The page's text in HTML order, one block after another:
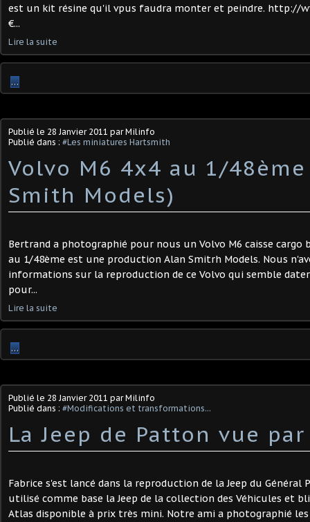
est un kit résine qu'il vpus faudra monter et peindre. http://
€...
Lire la suite
…
Publié le 28 Janvier 2011 par Milinfo
Publié dans : #Les miniatures Hartsmith
Volvo M6 4x4 au 1/
Smith Models)
Bertrand a photographié pour nous un Volvo M6 caisse cargo
au 1/48ème est une production Alan Smitrh Models. Nous
informations sur la reproduction de ce Volvo qui semble
pour...
Lire la suite
…
Publié le 28 Janvier 2011 par Milinfo
Publié dans : #Modifications et transformations...
La Jeep de Patton vue
Fabrice s'est lancé dans la reproduction de la Jeep du Général
utilisé comme base la Jeep de la collection des Véhicules et
Atlas disponible à prix très mini. Notre ami a photographié les